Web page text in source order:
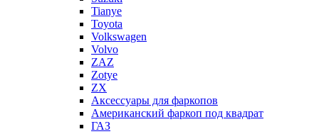
Tianye
Toyota
Volkswagen
Volvo
ZAZ
Zotye
ZX
Аксессуары для фаркопов
Американский фаркоп под квадрат
ГАЗ